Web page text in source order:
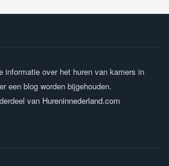
informatie over het huren van kamers in
een blog worden bijgehouden.
van Hureninnederland.com